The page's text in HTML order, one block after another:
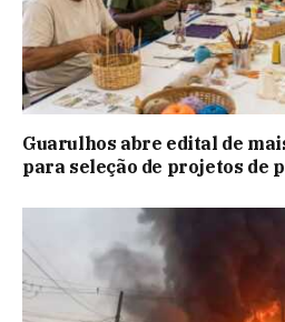
Guarulhos abre edital de
para seleção de projetos de